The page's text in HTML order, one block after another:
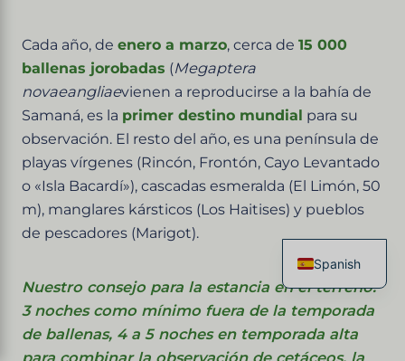
Cada año, de enero a marzo, cerca de 15 000
ballenas jorobadas (Megaptera
novaeangliaevienen a reproducirse a la bahía de
Samaná, es la primer destino mundial para su
observación. El resto del año, es una península de
playas vírgenes (Rincón, Frontón, Cayo Levantado
o «Isla Bacardí»), cascadas esmeralda (El Limón, 50
m), manglares kársticos (Los Haitises) y pueblos
de pescadores (Marigot).
Nuestro consejo para la estancia en el terreno:
3 noches como mínimo fuera de la temporada
de ballenas, 4 a 5 noches en temporada alta
para combinar la observación de cetáceos, la
Spanish
French
English
Italian